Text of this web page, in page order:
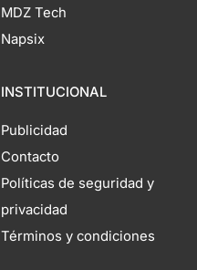
MDZ Tech
Napsix
INSTITUCIONAL
Publicidad
Contacto
Políticas de seguridad y
privacidad
Términos y condiciones